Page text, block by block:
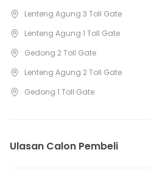
15 Menit ke RSUD Kramat Jati
10 Menit ke Terminal Kampung
10 Menit ke Stasiun Tanjung Barat
10 Menit ke Gerbang Tol Dukuh 2
15 Menit ke Gerbang Tol Cililitan 2
Lenteng Agung 3 Toll Gate
Lenteng Agung 1 Toll Gate
Gedong 2 Toll Gate
Lenteng Agung 2 Toll Gate
Gedong 1 Toll Gate
Ulasan Calon Pembeli